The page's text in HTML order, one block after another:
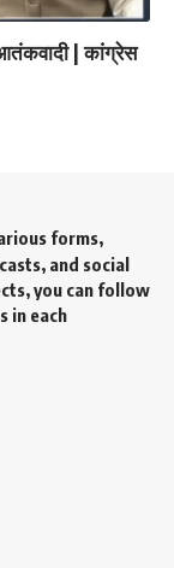
| कांग्रेस
forms,
and social
you can follow
in each